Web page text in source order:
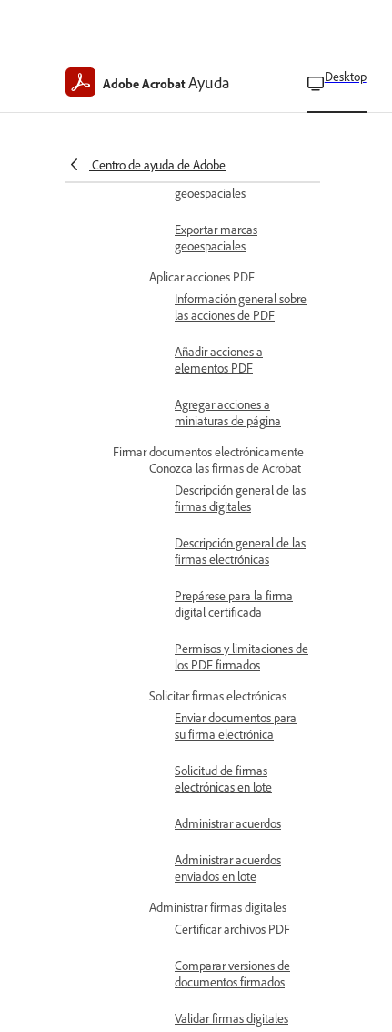
Adobe AcrobatAyuda Desktop
Centro de ayuda de Adobe
geoespaciales
Personalizar mediciones
geoespaciales
Exportar marcas
geoespaciales
Aplicar acciones PDF
Información general sobre
las acciones de PDF
Añadir acciones a
elementos PDF
Agregar acciones a
miniaturas de página
Firmar documentos electrónicamente
Conozca las firmas de Acrobat
Descripción general de las
firmas digitales
Descripción general de las
firmas electrónicas
Prepárese para la firma
digital certificada
Permisos y limitaciones de
los PDF firmados
Solicitar firmas electrónicas
Enviar documentos para
su firma electrónica
Solicitud de firmas
electrónicas en lote
Administrar acuerdos
Administrar acuerdos
enviados en lote
Administrar firmas digitales
Certificar archivos PDF
Comparar versiones de
documentos firmados
Validar firmas digitales